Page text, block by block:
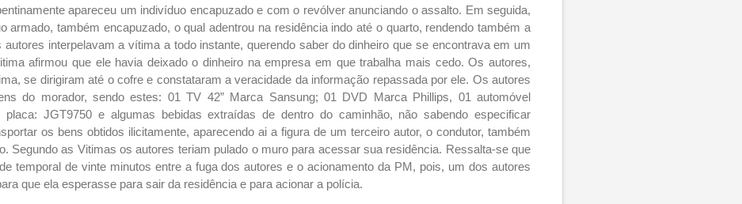
apareceu um indivíduo encapuzado e com o revólver anunciando o assalto. Em seguida,
armado, também encapuzado, o qual adentrou na residência indo até o quarto, rendendo também a
interpelavam a vítima a todo instante, querendo saber do dinheiro que se encontrava em um
afirmou que ele havia deixado o dinheiro na empresa em que trabalha mais cedo. Os autores,
se dirigiram até o cofre e constataram a veracidade da informação repassada por ele. Os autores
do morador, sendo estes: 01 TV 42” Marca Sansung; 01 DVD Marca Phillips, 01 automóvel
placa: JGT9750 e algumas bebidas extraídas de dentro do caminhão, não sabendo especificar
os bens obtidos ilicitamente, aparecendo ai a figura de um terceiro autor, o condutor, também
Segundo as Vitimas os autores teriam pulado o muro para acessar sua residência. Ressalta-se que
temporal de vinte minutos entre a fuga dos autores e o acionamento da PM, pois, um dos autores
que ela esperasse para sair da residência e para acionar a polícia.